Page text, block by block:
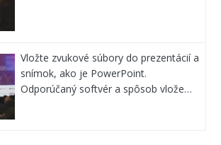
Vložte zvukové súbory do prezentácií a
snímok, ako je PowerPoint.
Odporúčaný softvér a spôsob vlože…